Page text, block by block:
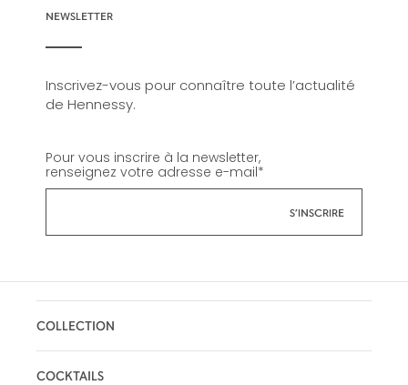
NEWSLETTER
Inscrivez-vous pour connaître toute l’actualité
de Hennessy.
Pour vous inscrire à la newsletter,
renseignez votre adresse e-mail*
COLLECTION
COCKTAILS